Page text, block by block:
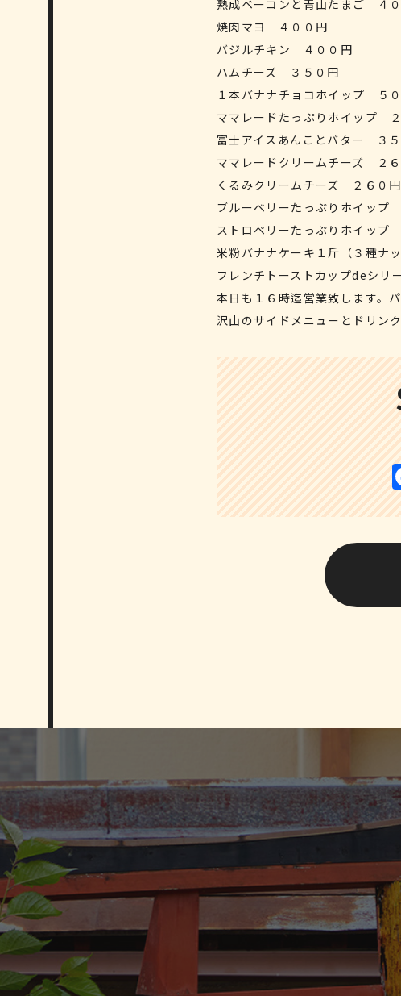
熟成ベーコンと青山たまご ４
焼肉マヨ ４００円
バジルチキン ４００円
ハムチーズ ３５０円
１本バナナチョコホイップ ５
ママレードたっぷりホイップ
富士アイスあんことバター ３
ママレードクリームチーズ ２
くるみクリームチーズ ２６０円
ブルーベリーたっぷりホイップ
ストロベリーたっぷりホイップ
米粉バナナケーキ１斤（３種ナ
フレンチトーストカップdeシ
本日も１６時迄営業致します。
沢山のサイドメニューとドリン